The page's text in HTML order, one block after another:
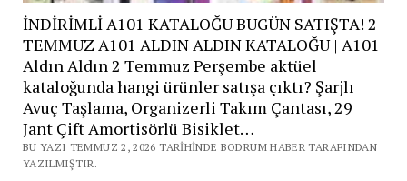
İNDİRİMLİ A101 KATALOĞU BUGÜN SATIŞTA! 2
TEMMUZ A101 ALDIN ALDIN KATALOĞU | A101
Aldın Aldın 2 Temmuz Perşembe aktüel
kataloğunda hangi ürünler satışa çıktı? Şarjlı
Avuç Taşlama, Organizerli Takım Çantası, 29
Jant Çift Amortisörlü Bisiklet…
BU YAZI TEMMUZ 2, 2026 TARIHINDE BODRUM HABER TARAFINDAN
YAZILMIŞTIR.